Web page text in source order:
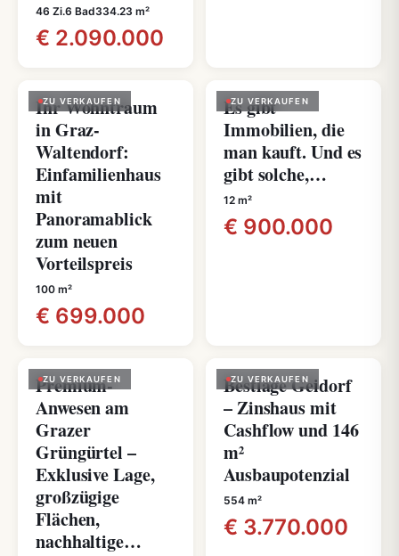
46 Zi.6 Bad334.23 m²
€ 2.090.000
ZU VERKAUFEN
Ihr Wohntraum
in Graz-
Waltendorf:
Einfamilienhaus
mit
Panoramablick
zum neuen
Vorteilspreis
100 m²
€ 699.000
ZU VERKAUFEN
Es gibt
Immobilien, die
man kauft. Und es
gibt solche,…
12 m²
€ 900.000
ZU VERKAUFEN
Premium-
Anwesen am
Grazer
Grüngürtel –
Exklusive Lage,
großzügige
Flächen,
nachhaltige…
ZU VERKAUFEN
Bestlage Geidorf
– Zinshaus mit
Cashflow und 146
m²
Ausbaupotenzial
554 m²
€ 3.770.000